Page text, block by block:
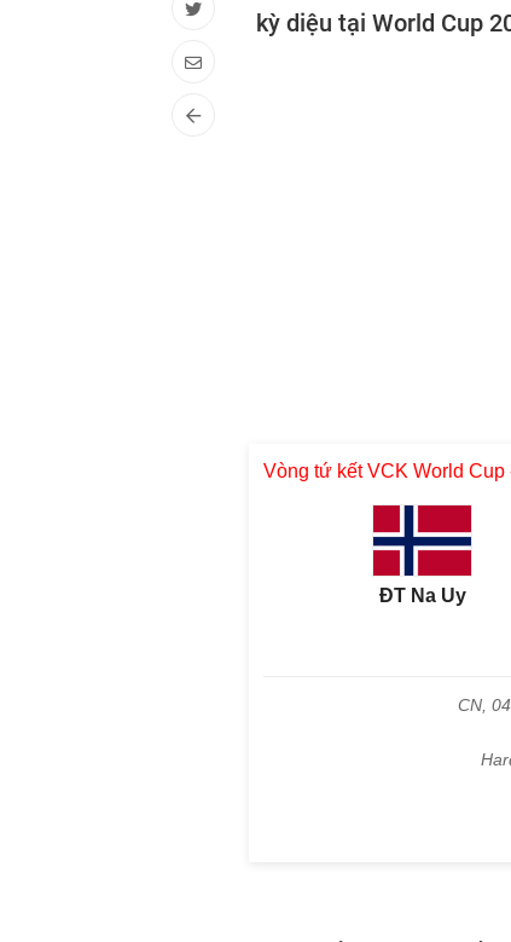
kỳ diệu tại World Cup